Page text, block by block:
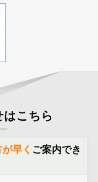
はこちら
早く ご案内でき